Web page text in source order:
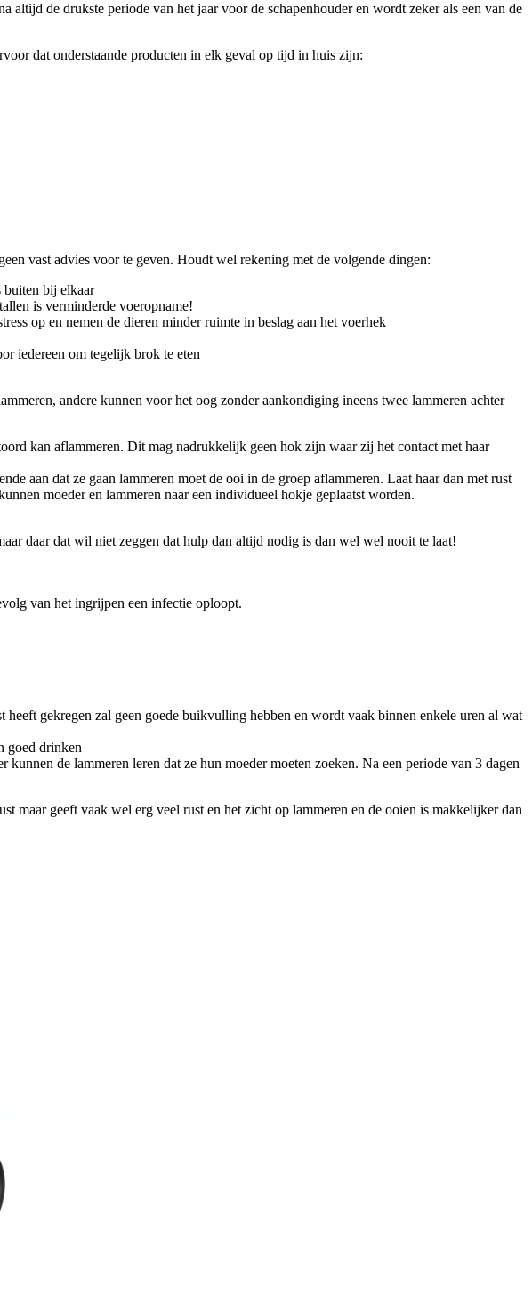
de drukste periode van het jaar voor de schapenhouder en wordt zeker als een van de
dat onderstaande producten in elk geval op tijd in huis zijn:
vast advies voor te geven. Houdt wel rekening met de volgende dingen:
buiten bij elkaar
is verminderde voeropname!
op en nemen de dieren minder ruimte in beslag aan het voerhek
iedereen om tegelijk brok te eten
andere kunnen voor het oog zonder aankondiging ineens twee lammeren achter
kan aflammeren. Dit mag nadrukkelijk geen hok zijn waar zij het contact met haar
aan dat ze gaan lammeren moet de ooi in de groep aflammeren. Laat haar dan met rust
moeder en lammeren naar een individueel hokje geplaatst worden.
daar dat wil niet zeggen dat hulp dan altijd nodig is dan wel wel nooit te laat!
van het ingrijpen een infectie oploopt.
gekregen zal geen goede buikvulling hebben en wordt vaak binnen enkele uren al wat
goed drinken
de lammeren leren dat ze hun moeder moeten zoeken. Na een periode van 3 dagen
maar geeft vaak wel erg veel rust en het zicht op lammeren en de ooien is makkelijker dan